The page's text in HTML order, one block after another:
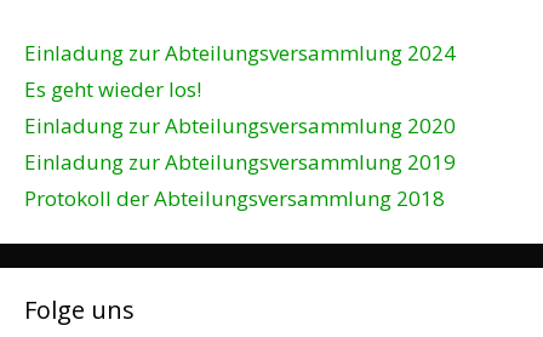
Einladung zur Abteilungsversammlung 2024
Es geht wieder los!
Einladung zur Abteilungsversammlung 2020
Einladung zur Abteilungsversammlung 2019
Protokoll der Abteilungsversammlung 2018
Folge uns